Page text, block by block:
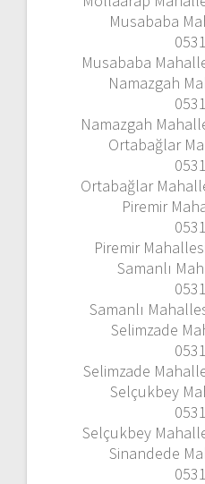
Musababa
Musababa
Namazgah
Namazgah
Ortabağlar
Ortabağlar
Piremir
Piremir
Samanlı
Samanlı
Selimzade
Selimzade
Selçukbey
Selçukbey
Sinandede